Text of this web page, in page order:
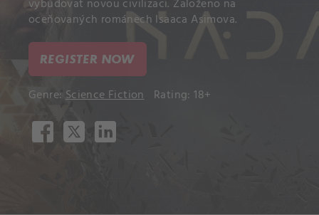
vybudovat novou civilizaci. Založeno na
oceňovaných románech Isaaca Asimova.
REGISTER NOW
Genre: Science Fiction Rating: 18+